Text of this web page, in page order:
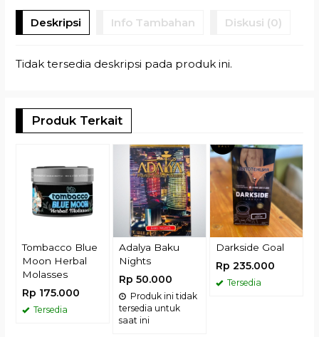
Deskripsi Info Tambahan Diskusi (0)
Tidak tersedia deskripsi pada produk ini.
Produk Terkait
Tombacco Blue
Moon Herbal
Molasses
Rp 175.000
Tersedia
Adalya Baku
Nights
Rp 50.000
Produk ini tidak
tersedia untuk
saat ini
Darkside Goal
Rp 235.000
Tersedia